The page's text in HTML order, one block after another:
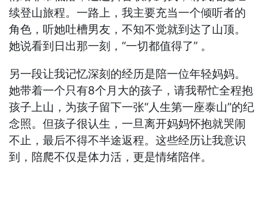
续登山旅程。一路上，我主要充当一个倾听者的
角色，听她吐槽男友，不知不觉就到达了山顶。
她说看到日出那一刻，“一切都值得了” 。
另一段让我记忆深刻的经历是陪一位年轻妈妈。
她带着一个只有8个月大的孩子，请我帮忙全程抱
孩子上山，为孩子留下一张“人生第一座泰山”的纪
念照。但孩子很认生，一旦离开妈妈怀抱就哭闹
不止，最后不得不半途返程。这些经历让我意识
到，陪爬不仅是体力活，更是情绪陪伴。